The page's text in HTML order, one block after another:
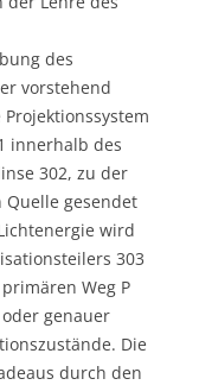
des
vorstehend
innerhalb des
302, zu der
Quelle gesendet
wird
303
Weg P
genauer
Die
durch den